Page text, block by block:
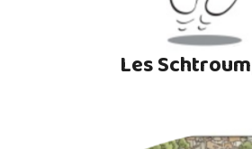
Les